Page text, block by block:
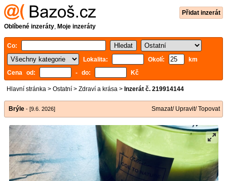
Přidat inzerát
Oblíbené inzeráty, Moje inzeráty
Co:
Lokalita:
Okolí:
km
Cena od:
- do: Kč
Hlavní stránka > Ostatní > Zdraví a krása > Inzerát č. 219914144
Brýle - [9.6. 2026] Smazat/ Upravit/ Topovat